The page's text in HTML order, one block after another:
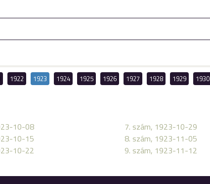
1922 1923 1924 1925 1926 1927 1928 1929 1930
10-08
10-15
10-22
7. szám, 1923-10-29
8. szám, 1923-11-05
9. szám, 1923-11-12